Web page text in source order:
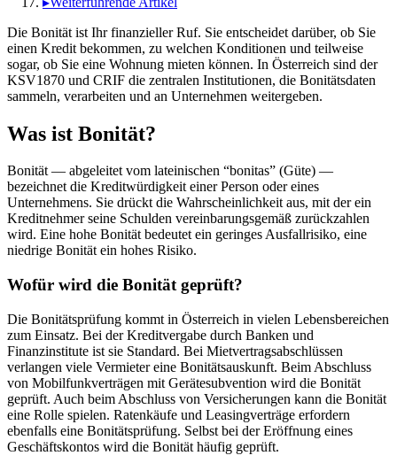
Die Bonität ist Ihr finanzieller Ruf. Sie entscheidet darüber, ob Sie
einen Kredit bekommen, zu welchen Konditionen und teilweise
sogar, ob Sie eine Wohnung mieten können. In Österreich sind der
KSV1870 und CRIF die zentralen Institutionen, die Bonitätsdaten
sammeln, verarbeiten und an Unternehmen weitergeben.
Was ist Bonität?
Bonität — abgeleitet vom lateinischen “bonitas” (Güte) —
bezeichnet die Kreditwürdigkeit einer Person oder eines
Unternehmens. Sie drückt die Wahrscheinlichkeit aus, mit der ein
Kreditnehmer seine Schulden vereinbarungsgemäß zurückzahlen
wird. Eine hohe Bonität bedeutet ein geringes Ausfallrisiko, eine
niedrige Bonität ein hohes Risiko.
Wofür wird die Bonität geprüft?
Die Bonitätsprüfung kommt in Österreich in vielen Lebensbereichen
zum Einsatz. Bei der Kreditvergabe durch Banken und
Finanzinstitute ist sie Standard. Bei Mietvertragsabschlüssen
verlangen viele Vermieter eine Bonitätsauskunft. Beim Abschluss
von Mobilfunkverträgen mit Gerätesubvention wird die Bonität
geprüft. Auch beim Abschluss von Versicherungen kann die Bonität
eine Rolle spielen. Ratenkäufe und Leasingverträge erfordern
ebenfalls eine Bonitätsprüfung. Selbst bei der Eröffnung eines
Geschäftskontos wird die Bonität häufig geprüft.